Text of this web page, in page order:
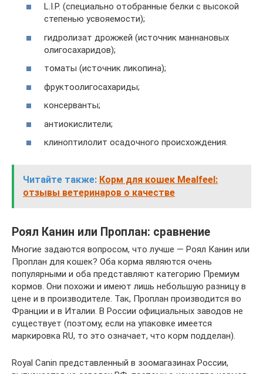
L.I.P. (специально отобранные белки с высокой
степенью усвояемости);
гидролизат дрожжей (источник маннановых
олигосахаридов);
томаты (источник ликопина);
фруктоолигосахариды;
консерванты;
антиокислители;
клиноптилолит осадочного происхождения.
Читайте также: Корм для кошек Mealfeel:
отзывы ветеринаров о качестве
Роял Канин или Проплан: сравнение
Многие задаются вопросом, что лучше — Роял Канин или
Проплан для кошек? Оба корма являются очень
популярными и оба представляют категорию Премиум
кормов. Они похожи и имеют лишь небольшую разницу в
цене и в производителе. Так, Проплан производится во
Франции и в Италии. В России официальных заводов не
существует (поэтому, если на упаковке имеется
маркировка RU, то это означает, что корм подделан).
Royal Canin представленный в зоомагазинах России,